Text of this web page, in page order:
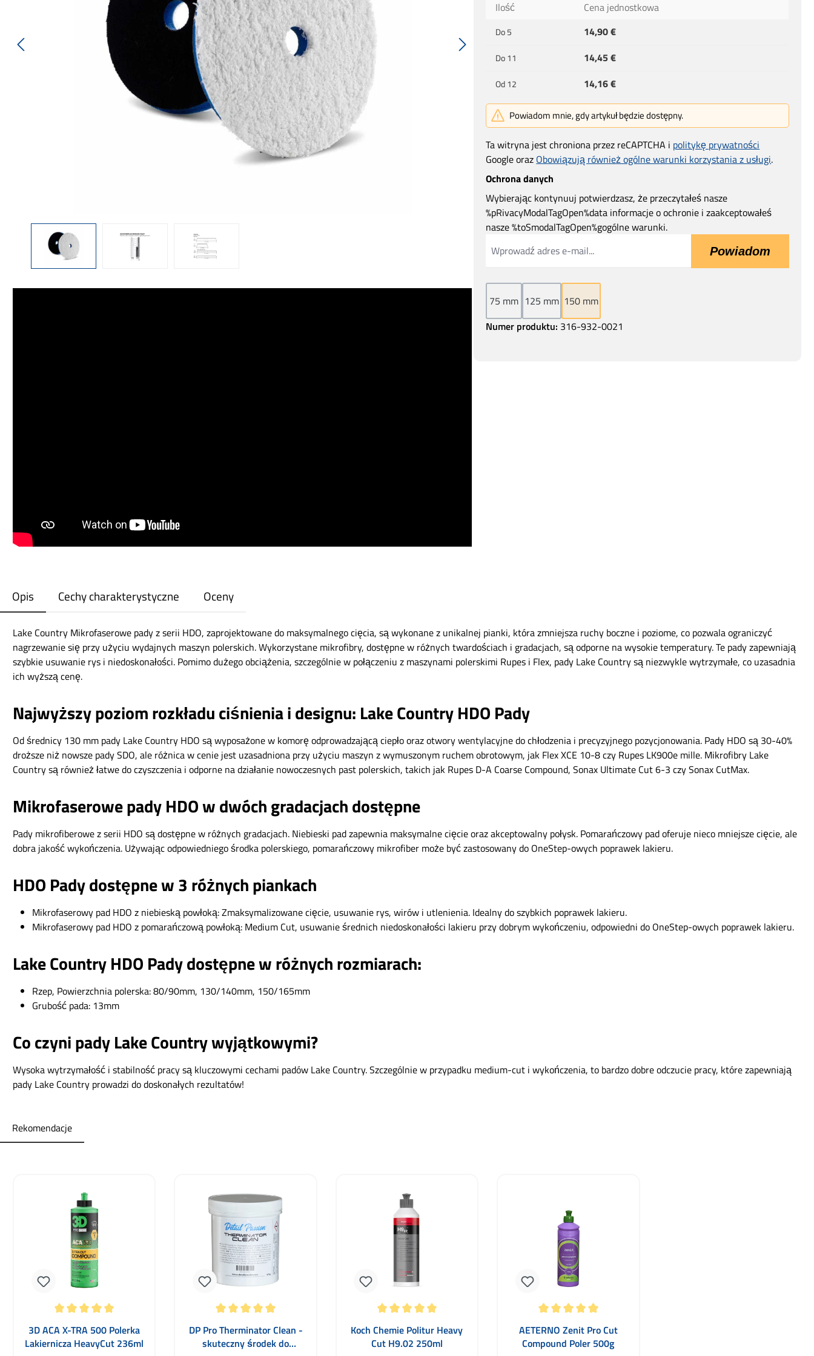
Ilość
Cena jednostkowa
Do5 14,90 €
Do11 14,45 €
Od12 14,16 €
Numer produktu: 316-932-0021
Powiadom mnie, gdy artykuł będzie dostępny.
Ta witryna jest chroniona przez reCAPTCHA i politykę prywatności
Google oraz Obowiązują również ogólne warunki korzystania z usługi.
Ochrona danych
Wybierając kontynuuj potwierdzasz, że przeczytałeś nasze
%pRivacyModalTagOpen%data informacje o ochronie i zaakceptowałeś
nasze %toSmodalTagOpen%gogólne warunki.
Powiadom
75 mm 125 mm 150 mm
Opis Cechy charakterystyczne Oceny
Lake Country Mikrofaserowe pady z serii HDO, zaprojektowane do maksymalnego cięcia, są wykonane z unikalnej pianki, która zmniejsza ruchy boczne i poziome, co pozwala ograniczyć
nagrzewanie się przy użyciu wydajnych maszyn polerskich. Wykorzystane mikrofibry, dostępne w różnych twardościach i gradacjach, są odporne na wysokie temperatury. Te pady zapewniają
szybkie usuwanie rys i niedoskonałości. Pomimo dużego obciążenia, szczególnie w połączeniu z maszynami polerskimi Rupes i Flex, pady Lake Country są niezwykle wytrzymałe, co uzasadnia
ich wyższą cenę.
Najwyższy poziom rozkładu ciśnienia i designu: Lake Country HDO Pady
Od średnicy 130 mm pady Lake Country HDO są wyposażone w komorę odprowadzającą ciepło oraz otwory wentylacyjne do chłodzenia i precyzyjnego pozycjonowania. Pady HDO są 30-40%
droższe niż nowsze pady SDO, ale różnica w cenie jest uzasadniona przy użyciu maszyn z wymuszonym ruchem obrotowym, jak Flex XCE 10-8 czy Rupes LK900e mille. Mikrofibry Lake
Country są również łatwe do czyszczenia i odporne na działanie nowoczesnych past polerskich, takich jak Rupes D-A Coarse Compound, Sonax Ultimate Cut 6-3 czy Sonax CutMax.
Mikrofaserowe pady HDO w dwóch gradacjach dostępne
Pady mikrofiberowe z serii HDO są dostępne w różnych gradacjach. Niebieski pad zapewnia maksymalne cięcie oraz akceptowalny połysk. Pomarańczowy pad oferuje nieco mniejsze cięcie, ale
dobra jakość wykończenia. Używając odpowiedniego środka polerskiego, pomarańczowy mikrofiber może być zastosowany do OneStep-owych poprawek lakieru.
HDO Pady dostępne w 3 różnych piankach
Mikrofaserowy pad HDO z niebieską powłoką: Zmaksymalizowane cięcie, usuwanie rys, wirów i utlenienia. Idealny do szybkich poprawek lakieru.
Mikrofaserowy pad HDO z pomarańczową powłoką: Medium Cut, usuwanie średnich niedoskonałości lakieru przy dobrym wykończeniu, odpowiedni do OneStep-owych poprawek lakieru.
Lake Country HDO Pady dostępne w różnych rozmiarach:
Rzep, Powierzchnia polerska: 80/90mm, 130/140mm, 150/165mm
Grubość pada: 13mm
Co czyni pady Lake Country wyjątkowymi?
Wysoka wytrzymałość i stabilność pracy są kluczowymi cechami padów Lake Country. Szczególnie w przypadku medium-cut i wykończenia, to bardzo dobre odczucie pracy, które zapewniają
pady Lake Country prowadzi do doskonałych rezultatów!
Rekomendacje
Średnia ocena 5 z 5 gwiazdek
3D ACA X-TRA 500 Polerka
Lakiernicza HeavyCut 236ml
Średnia ocena 5 z 5 gwiazdek
DP Pro Therminator Clean -
skuteczny środek do
Średnia ocena 5 z 5 gwiazdek
Koch Chemie Politur Heavy
Cut H9.02 250ml
Średnia ocena 5 z 5 gwiazdek
AETERNO Zenit Pro Cut
Compound Poler 500g